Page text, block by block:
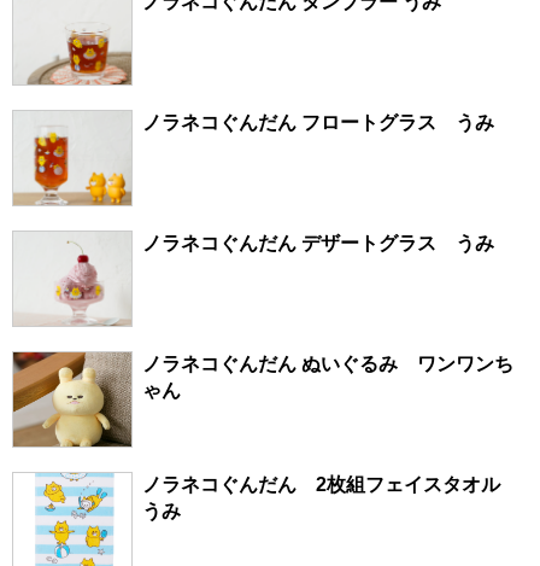
ノラネコぐんだん フロートグラス うみ
ノラネコぐんだん デザートグラス うみ
ノラネコぐんだん ぬいぐるみ ワンワンち
ゃん
ノラネコぐんだん 2枚組フェイスタオル
うみ